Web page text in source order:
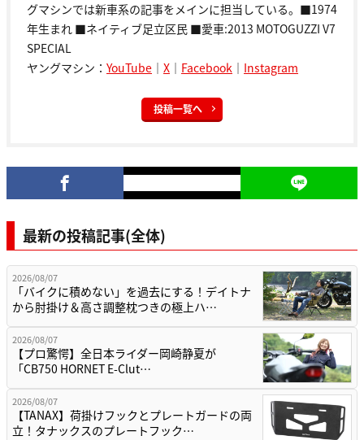
グマシンでは新車系の記事をメインに担当している。■1974
年生まれ ■ネイティブ足立区民 ■愛車:2013 MOTOGUZZI V7
SPECIAL
ヤングマシン： YouTube ｜ X ｜ Facebook ｜ Instagram
投稿一覧へ
最新の投稿記事(全体)
2026/08/07
「バイクに積めない」を過去にする！デイトナ
から肘掛け＆高さ調整枕つきの極上ハ…
2026/08/07
【プロ驚愕】全日本ライダー岡崎静夏が
「CB750 HORNET E-Clut…
2026/08/07
【TANAX】荷掛けフックとプレートガードの両
立！タナックスのプレートフック…